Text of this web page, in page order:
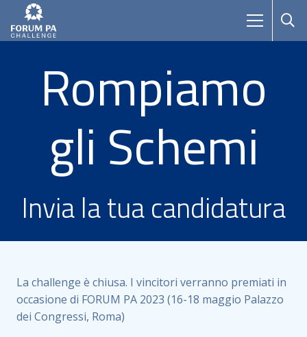
Rompiamo
gli Schemi
Invia la tua candidatura
La challenge è chiusa. I vincitori verranno premiati in
occasione di FORUM PA 2023 (16-18 maggio Palazzo
dei Congressi, Roma)